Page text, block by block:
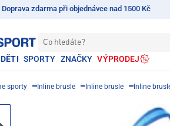
Doprava zdarma při objednávce nad 1500 Kč
Co hledáte?
DĚTI SPORTY ZNAČKY VÝPRODEJ
sporty Inline brusle Inline brusle Inline